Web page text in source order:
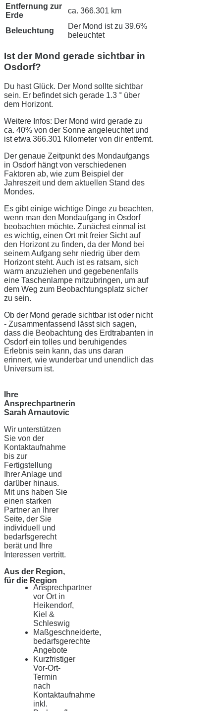
Entfernung zur
Erde
ca. 366.301 km
Beleuchtung
Der Mond ist zu 39.6%
beleuchtet
Ist der Mond gerade sichtbar in
Osdorf?
Du hast Glück. Der Mond sollte sichtbar
sein. Er befindet sich gerade 1.3 ° über
dem Horizont.
Weitere Infos: Der Mond wird gerade zu
ca. 40% von der Sonne angeleuchtet und
ist etwa 366.301 Kilometer von dir entfernt.
Der genaue Zeitpunkt des Mondaufgangs
in Osdorf hängt von verschiedenen
Faktoren ab, wie zum Beispiel der
Jahreszeit und dem aktuellen Stand des
Mondes.
Es gibt einige wichtige Dinge zu beachten,
wenn man den Mondaufgang in Osdorf
beobachten möchte. Zunächst einmal ist
es wichtig, einen Ort mit freier Sicht auf
den Horizont zu finden, da der Mond bei
seinem Aufgang sehr niedrig über dem
Horizont steht. Auch ist es ratsam, sich
warm anzuziehen und gegebenenfalls
eine Taschenlampe mitzubringen, um auf
dem Weg zum Beobachtungsplatz sicher
zu sein.
Ob der Mond gerade sichtbar ist oder nicht
- Zusammenfassend lässt sich sagen,
dass die Beobachtung des Erdtrabanten in
Osdorf ein tolles und beruhigendes
Erlebnis sein kann, das uns daran
erinnert, wie wunderbar und unendlich das
Universum ist.
Ihre
Ansprechpartnerin
Sarah Arnautovic
Wir unterstützen
Sie von der
Kontaktaufnahme
bis zur
Fertigstellung
Ihrer Anlage und
darüber hinaus.
Mit uns haben Sie
einen starken
Partner an Ihrer
Seite, der Sie
individuell und
bedarfsgerecht
berät und Ihre
Interessen vertritt.
Aus der Region,
für die Region
Ansprechpartner
vor Ort in
Heikendorf,
Kiel &
Schleswig
Maßgeschneiderte,
bedarfsgerechte
Angebote
Kurzfristiger
Vor-Ort-
Termin
nach
Kontaktaufnahme
inkl.